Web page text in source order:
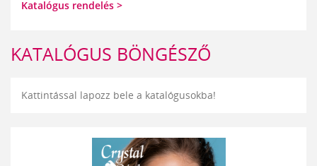
Katalógus rendelés >
KATALÓGUS BÖNGÉSZŐ
Kattintással lapozz bele a katalógusokba!